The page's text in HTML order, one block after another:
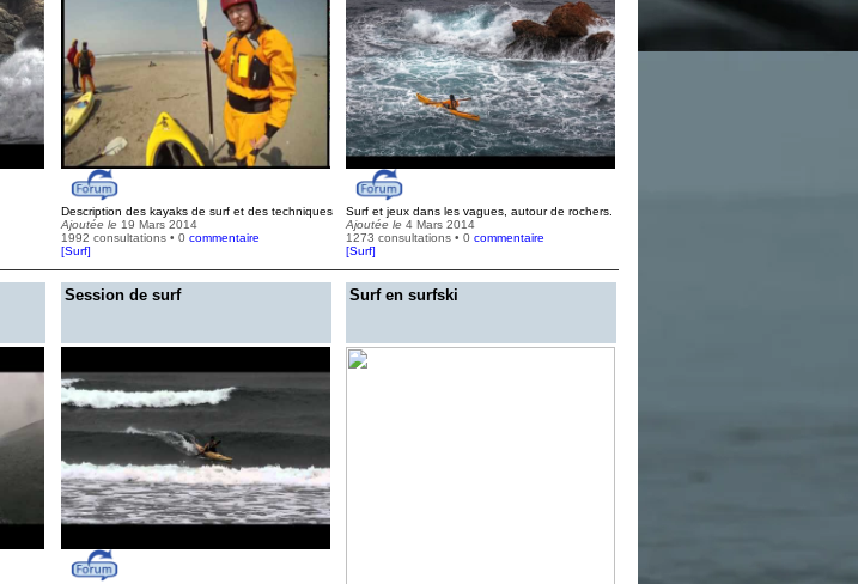
Description des kayaks de surf et des techniques
Ajoutée le 19 Mars 2014
1992 consultations • 0 commentaire
[Surf]
Surf et jeux dans les vagues, autour de rochers.
Ajoutée le 4 Mars 2014
1273 consultations • 0 commentaire
[Surf]
Session de surf Surf en surfski